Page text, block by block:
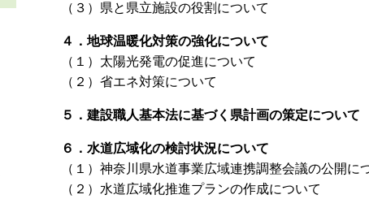
（３）県と県立施設の役割について
４．地球温暖化対策の強化について
（１）太陽光発電の促進について
（２）省エネ対策について
５．建設職人基本法に基づく県計画の策定について
６．水道広域化の検討状況について
（１）神奈川県水道事業広域連携調整会議の公開に
（２）水道広域化推進プランの作成について